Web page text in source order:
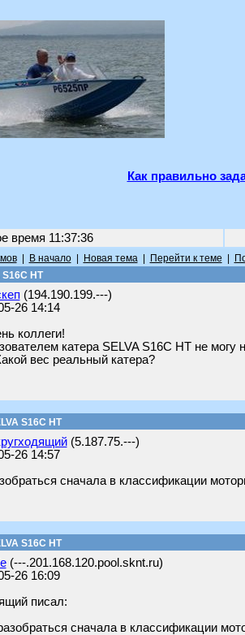
Как правильно
время 11:37:36
| В начало| Новая тема| Перейти к теме
S16C HT
(194.190.199.---)
26 14:14
коллеги!
катера SELVA S16C HT не
вес реальный катера?
S16C HT
(5.187.75.---)
26 14:57
сначала в классификации
S16C HT
(---.201.168.120.pool.sknt.ru)
26 16:09
писал:
сначала в классификации